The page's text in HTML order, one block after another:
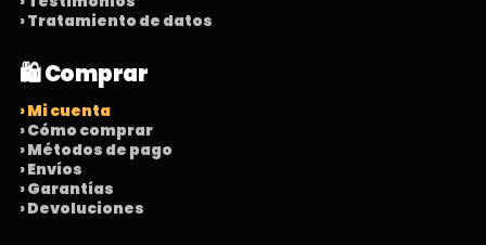
› Tratamiento de datos
🛍️ Comprar
› Mi cuenta
› Cómo comprar
› Métodos de pago
› Envíos
› Garantías
› Devoluciones